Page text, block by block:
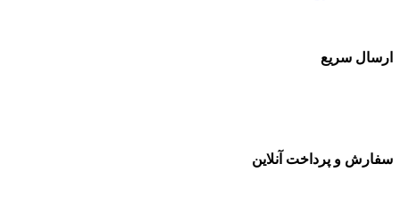
ارسال سریع
سفارش و پرداخت آنلاین